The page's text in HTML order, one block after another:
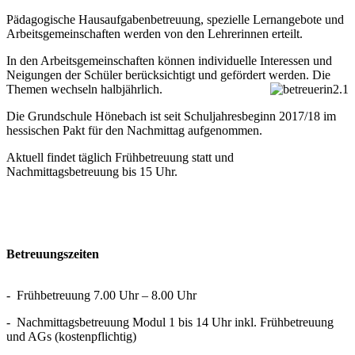
Pädagogische Hausaufgabenbetreuung, spezielle Lernangebote und
Arbeitsgemeinschaften werden von den Lehrerinnen erteilt.
In den Arbeitsgemeinschaften können individuelle Interessen und
Neigungen der Schüler berücksichtigt und gefördert werden. Die
Themen wechseln halbjährlich.
Die Grundschule Hönebach ist seit Schuljahresbeginn 2017/18 im
hessischen Pakt für den Nachmittag aufgenommen.
Aktuell findet täglich Frühbetreuung statt und
Nachmittagsbetreuung bis 15 Uhr.
Betreuungszeiten
- Frühbetreuung 7.00 Uhr – 8.00 Uhr
- Nachmittagsbetreuung Modul 1 bis 14 Uhr inkl. Frühbetreuung
und AGs (kostenpflichtig)